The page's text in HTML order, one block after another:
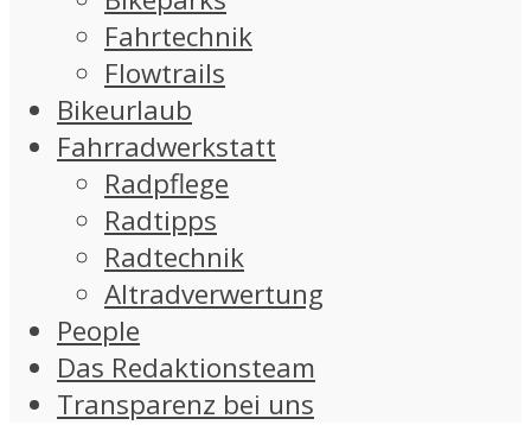
Fahrtechnik
Flowtrails
Bikeurlaub
Fahrradwerkstatt
Radpflege
Radtipps
Radtechnik
Altradverwertung
People
Das Redaktionsteam
Transparenz bei uns